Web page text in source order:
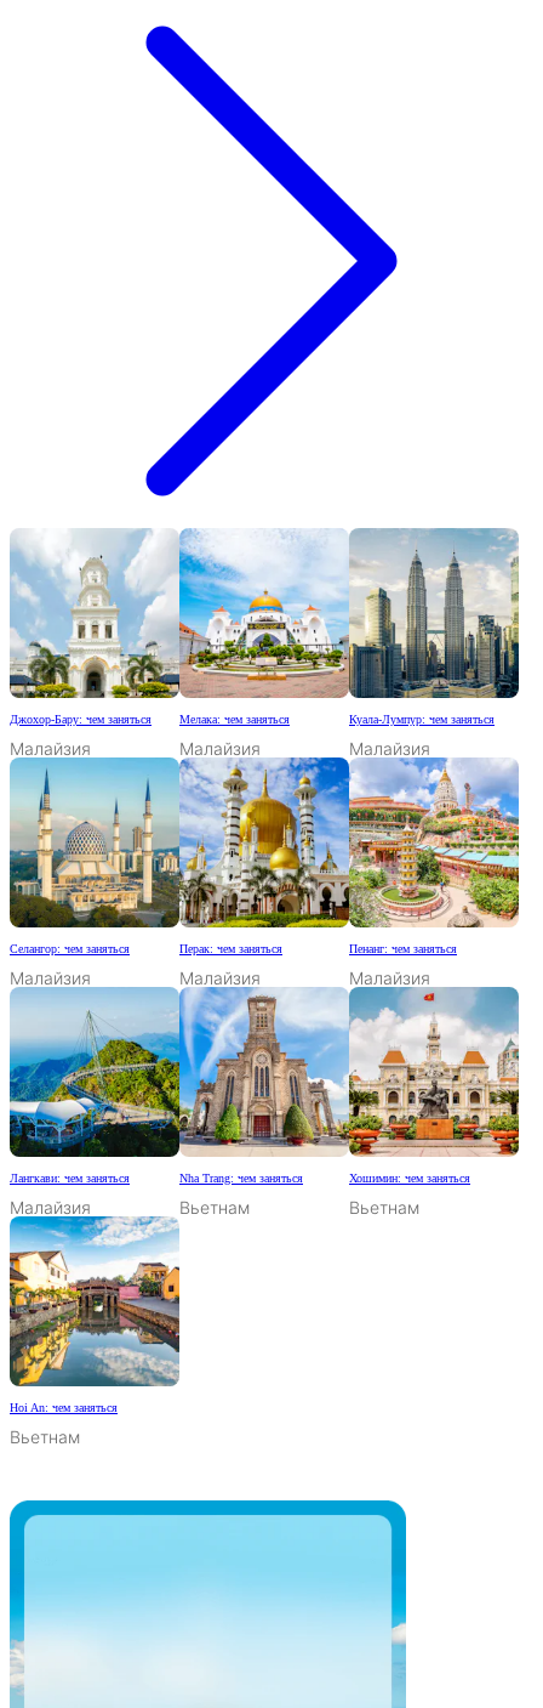
Джохор-Бару: чем заняться
Малайзия
Мелака: чем заняться
Малайзия
Куала-Лумпур: чем заняться
Малайзия
Селангор: чем заняться
Малайзия
Перак: чем заняться
Малайзия
Пенанг: чем заняться
Малайзия
Лангкави: чем заняться
Малайзия
Nha Trang: чем заняться
Вьетнам
Хошимин: чем заняться
Вьетнам
Hoi An: чем заняться
Вьетнам